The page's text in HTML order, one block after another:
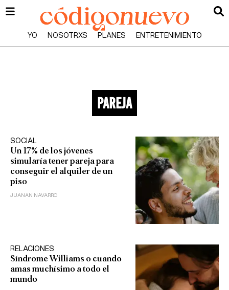
YO NOSOTRXS PLANES ENTRETENIMIENTO
pareja
SOCIAL
Un 17% de los jóvenes
simularía tener pareja para
conseguir el alquiler de un
piso
JUANAN NAVARRO
RELACIONES
Síndrome Williams o cuando
amas muchísimo a todo el
mundo